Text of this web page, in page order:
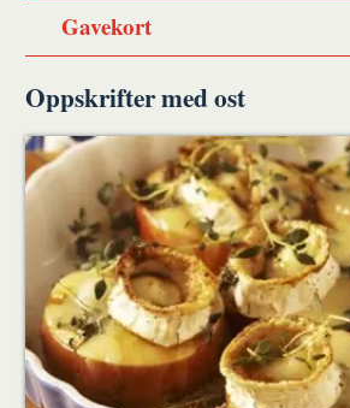
Gavekort
Oppskrifter med ost